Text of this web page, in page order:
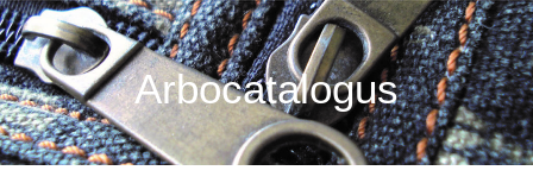
Arbocatalogus